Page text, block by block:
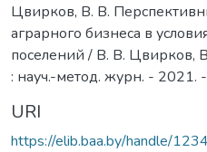
Цвирков, В. В.
аграрного бизнеса в
поселений / В. В. Цвирков,
: науч.-метод. журн. -
URI
https://elib.baa.by/handle/